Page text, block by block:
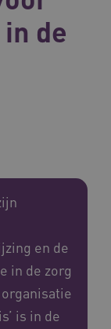
de
en de
in de zorg
is in de